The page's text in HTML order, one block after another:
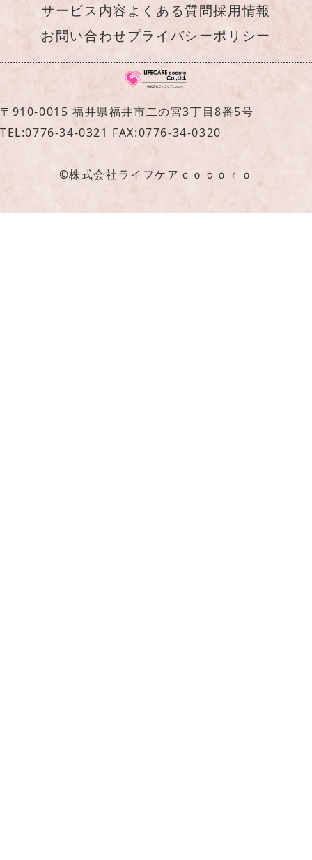
サービス内容よくある質問採用情報
お問い合わせプライバシーポリシー
〒910-0015 福井県福井市二の宮3丁目8番5号
TEL:0776-34-0321 FAX:0776-34-0320
©株式会社ライフケアｃｏｃｏｒｏ